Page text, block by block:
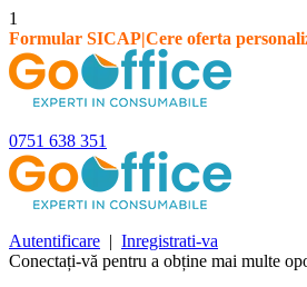
1
Formular SICAP|Cere oferta
0751 638 351
Autentificare | Inregistrati-va
Conectați-vă pentru a obține mai multe